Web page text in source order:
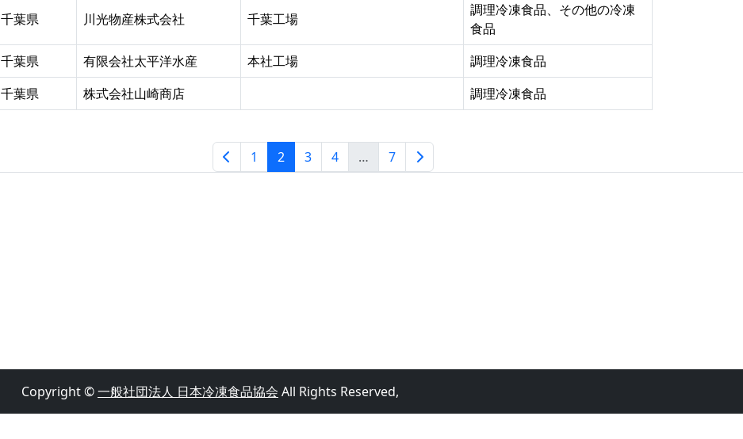
千葉県 川光物産株式会社 千葉工場
調理冷凍食品、その他の冷凍
食品
千葉県
有限会社太平洋水産 本社工場
調理冷凍食品
千葉県
株式会社山崎商店 調理冷凍食品
1 2 3 4 … 7
Copyright ©一般社団法人 日本冷凍食品協会 All Rights Reserved,